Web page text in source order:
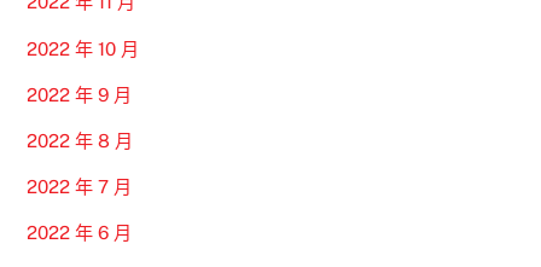
2022 年 10 月
2022 年 9 月
2022 年 8 月
2022 年 7 月
2022 年 6 月